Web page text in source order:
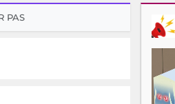
PAS